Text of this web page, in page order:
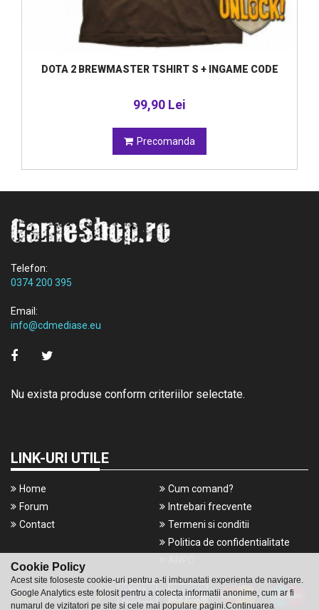
Cookie Policy
Acest site foloseste cookie-uri pentru a-ti imbunatati experienta de navigare.
Google Analytics este folosit pentru a colecta informatii anonime, cum ar fi
numarul de vizitatori pe site si cele mai populare pagini.Continuarea
DOTA 2 BREWMASTER TSHIRT S + INGAME CODE
99,90 Lei
Precomanda
Telefon:
0374 200 395
Email:
info@cdmediase.eu
Nu exista produse conform criteriilor selectate.
LINK-URI UTILE
Home
Forum
Contact
Cum comand?
Intrebari frecvente
Termeni si conditii
Politica de confidentialitate